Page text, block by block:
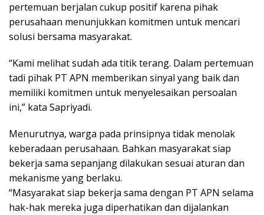
pertemuan berjalan cukup positif karena pihak
perusahaan menunjukkan komitmen untuk mencari
solusi bersama masyarakat.
“Kami melihat sudah ada titik terang. Dalam pertemuan
tadi pihak PT APN memberikan sinyal yang baik dan
memiliki komitmen untuk menyelesaikan persoalan
ini,” kata Sapriyadi.
Menurutnya, warga pada prinsipnya tidak menolak
keberadaan perusahaan. Bahkan masyarakat siap
bekerja sama sepanjang dilakukan sesuai aturan dan
mekanisme yang berlaku.
“Masyarakat siap bekerja sama dengan PT APN selama
hak-hak mereka juga diperhatikan dan dijalankan